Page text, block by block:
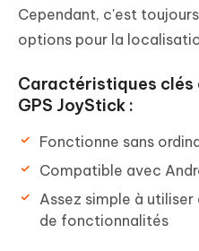
Cependant, c'est
options pour la
Caractéristiques clés
GPS JoyStick :
Fonctionne sans
Compatible avec
Assez simple à
de fonctionnalités